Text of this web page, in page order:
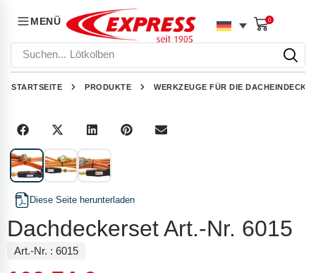
MENÜ 0
Suchen... Lötkolben
STARTSEITE PRODUKTE WERKZEUGE FÜR DIE
Diese Seite herunterladen
Dachdeckerset Art.-Nr. 6015
Art.-Nr. : 6015